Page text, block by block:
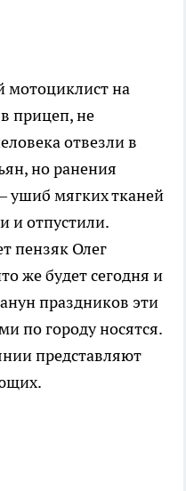
мотоциклист на
прицеп, не
отвезли в
но ранения
ушиб мягких тканей
и отпустили.
пензяк Олег
же будет сегодня и
праздников эти
по городу носятся.
представляют